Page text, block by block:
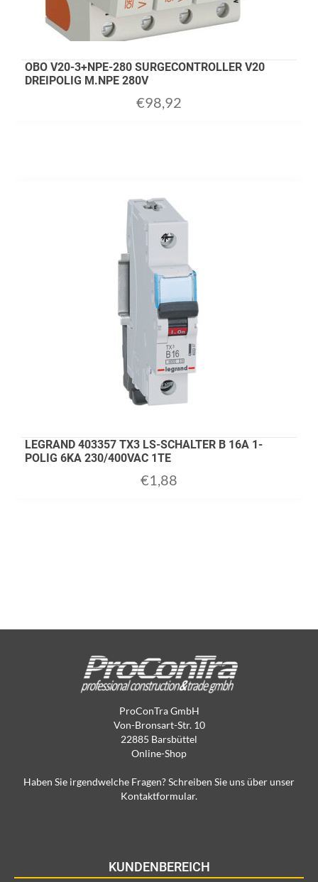
OBO V20-3+NPE-280 SURGECONTROLLER V20
DREIPOLIG M.NPE 280V
€98,92
LEGRAND 403357 TX3 LS-SCHALTER B 16A 1-
POLIG 6KA 230/400VAC 1TE
€1,88
ProConTra GmbH
Von-Bronsart-Str. 10
22885 Barsbüttel
Online-Shop
Haben Sie irgendwelche Fragen? Schreiben Sie uns über unser
Kontaktformular.
KUNDENBEREICH